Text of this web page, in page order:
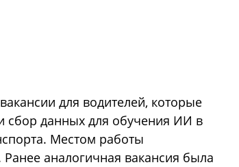
для водителей, которые
сбор данных для обучения ИИ в
Местом работы
аналогичная вакансия была